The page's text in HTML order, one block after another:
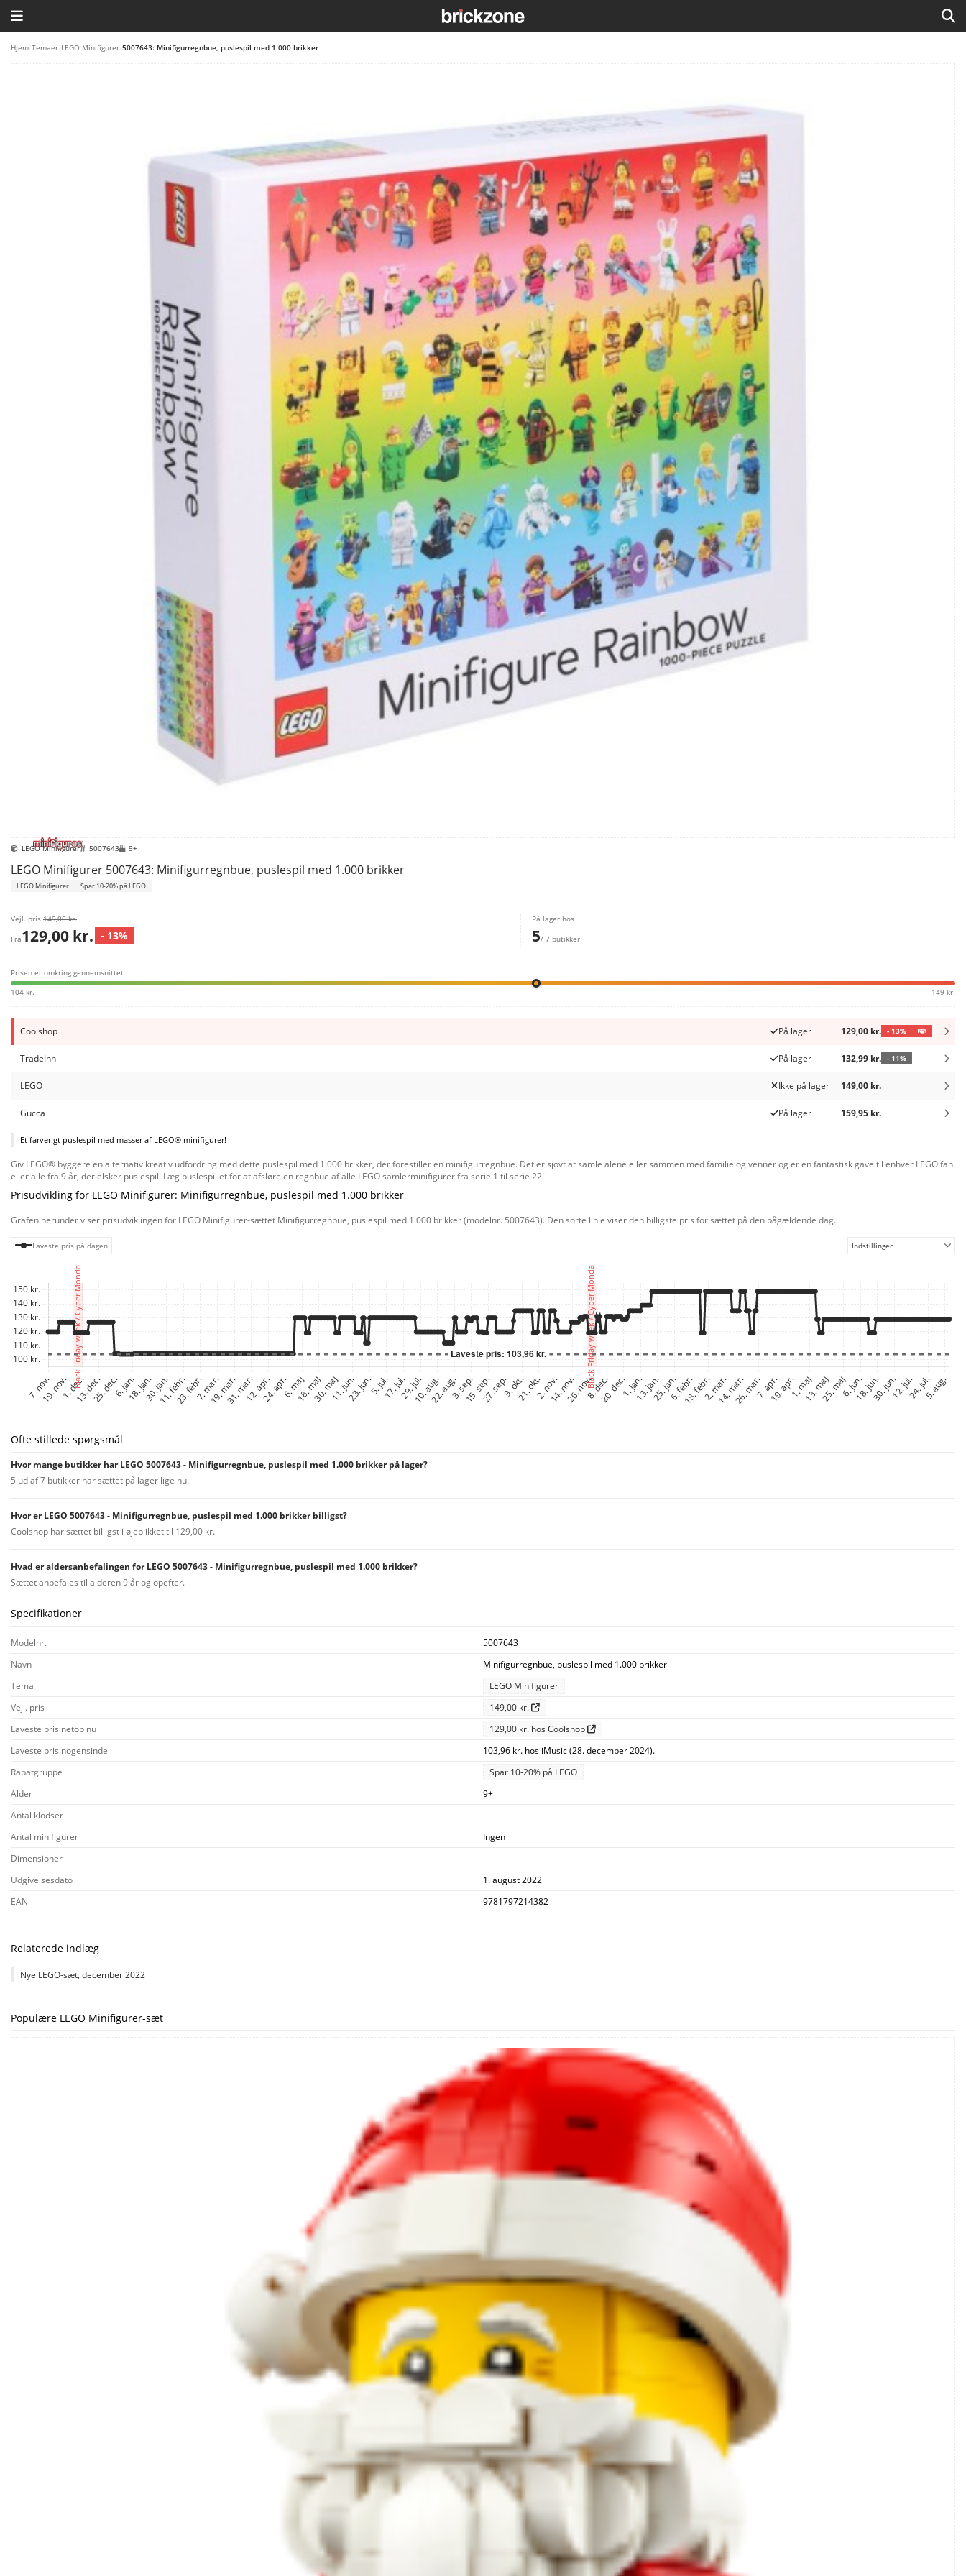
HJEM
Hjem Temaer LEGO Minifigurer 5007643: Minifigurregnbue, puslespil med 1.000 brikker
LEGO Minifigurer 5007643 9+
LEGO Minifigurer 5007643: Minifigurregnbue, puslespil med 1.000 brikker
LEGO Minifigurer Spar 10-20% på LEGO
Vejl. pris 149,00 kr.
Fra129,00 kr. - 13%
På lager hos
5/ 7 butikker
Prisen er omkring gennemsnittet
104 kr. 149 kr.
Coolshop På lager 129,00 kr. - 13%
TradeInn På lager 132,99 kr. - 11%
LEGO Ikke på lager 149,00 kr.
Gucca På lager 159,95 kr.
Et farverigt puslespil med masser af LEGO® minifigurer!
Giv LEGO® byggere en alternativ kreativ udfordring med dette puslespil med 1.000 brikker, der forestiller en minifigurregnbue. Det er sjovt at samle alene eller sammen med familie og venner og er en fantastisk gave til enhver LEGO fan
eller alle fra 9 år, der elsker puslespil. Læg puslespillet for at afsløre en regnbue af alle LEGO samlerminifigurer fra serie 1 til serie 22!
Prisudvikling for LEGO Minifigurer: Minifigurregnbue, puslespil med 1.000 brikker
Grafen herunder viser prisudviklingen for LEGO Minifigurer-sættet Minifigurregnbue, puslespil med 1.000 brikker (modelnr. 5007643). Den sorte linje viser den billigste pris for sættet på den pågældende dag.
Laveste pris på dagen Indstillinger
Ofte stillede spørgsmål
Hvor mange butikker har LEGO 5007643 - Minifigurregnbue, puslespil med 1.000 brikker på lager?
5 ud af 7 butikker har sættet på lager lige nu.
Hvor er LEGO 5007643 - Minifigurregnbue, puslespil med 1.000 brikker billigst?
Coolshop har sættet billigst i øjeblikket til 129,00 kr.
Hvad er aldersanbefalingen for LEGO 5007643 - Minifigurregnbue, puslespil med 1.000 brikker?
Sættet anbefales til alderen 9 år og opefter.
Specifikationer
Modelnr.
5007643
Navn
Minifigurregnbue, puslespil med 1.000 brikker
Tema
LEGO Minifigurer
Vejl. pris
149,00 kr.
Laveste pris netop nu
129,00 kr. hos Coolshop
Laveste pris nogensinde
103,96 kr. hos iMusic (28. december 2024).
Rabatgruppe
Spar 10-20% på LEGO
Alder
9+
Antal klodser
—
Antal minifigurer
Ingen
Dimensioner
—
Udgivelsesdato
1. august 2022
EAN
9781797214382
Relaterede indlæg
Nye LEGO-sæt, december 2022
Populære LEGO Minifigurer-sæt